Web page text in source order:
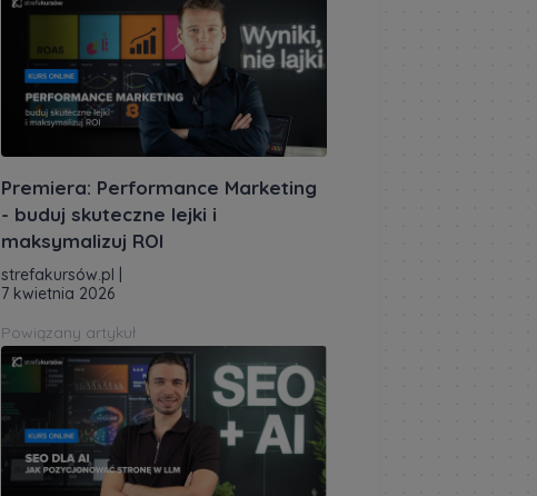
Premiera: Performance Marketing
- buduj skuteczne lejki i
maksymalizuj ROI
strefakursów.pl
7 kwietnia 2026
Powiązany artykuł